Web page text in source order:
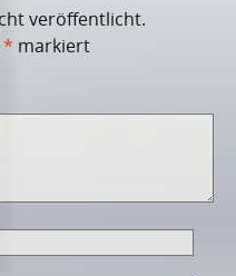
veröffentlicht.
* markiert